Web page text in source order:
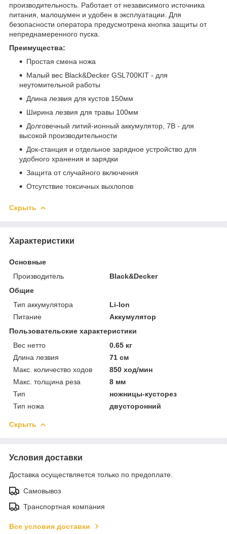
производительность. Работает от независимого источника
питания, малошумен и удобен в эксплуатации. Для
безопасности оператора предусмотрена кнопка защиты от
непреднамеренного пуска.
Преимущества:
Простая смена ножа
Малый вес Black&Decker GSL700KIT - для
неутомительной работы
Длина лезвия для кустов 150мм
Ширина лезвия для травы 100мм
Долговечный литий-ионный аккумулятор, 7В - для
высокой производительности
Док-станция и отдельное зарядное устройство для
удобного хранения и зарядки
Защита от случайного включения
Отсутствие токсичных выхлопов
Скрыть
Характеристики
Основные
Производитель
Black&Decker
Общие
Тип аккумулятора
Li-Ion
Питание
Аккумулятор
Пользовательские характеристики
Вес нетто
0.65 кг
Длина лезвия
71 см
Макс. количество ходов
850 ход/мин
Макс. толщина реза
8 мм
Тип
ножницы-кусторез
Тип ножа
двусторонний
Скрыть
Условия доставки
Доставка осуществляется только по предоплате.
Самовывоз
Транспортная компания
Все условия доставки